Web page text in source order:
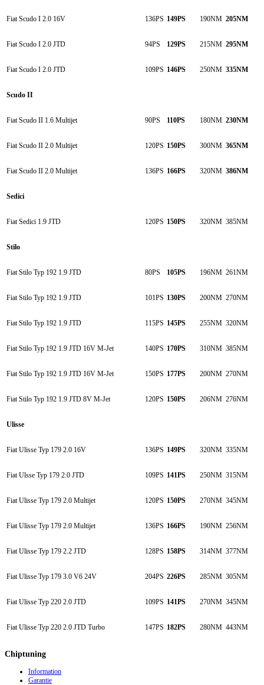
Fiat Scudo I 2.0 16V 136PS 149PS 190NM 205NM
Fiat Scudo I 2.0 JTD 94PS 129PS 215NM 295NM
Fiat Scudo I 2.0 JTD 109PS 146PS 250NM 335NM
Scudo II
Fiat Scudo II 1.6 Multijet 90PS 110PS 180NM 230NM
Fiat Scudo II 2.0 Multijet 120PS 150PS 300NM 365NM
Fiat Scudo II 2.0 Multijet 136PS 166PS 320NM 386NM
Sedici
Fiat Sedici 1.9 JTD 120PS 150PS 320NM 385NM
Stilo
Fiat Stilo Typ 192 1.9 JTD 80PS 105PS 196NM 261NM
Fiat Stilo Typ 192 1.9 JTD 101PS 130PS 200NM 270NM
Fiat Stilo Typ 192 1.9 JTD 115PS 145PS 255NM 320NM
Fiat Stilo Typ 192 1.9 JTD 16V M-Jet 140PS 170PS 310NM 385NM
Fiat Stilo Typ 192 1.9 JTD 16V M-Jet 150PS 177PS 200NM 270NM
Fiat Stilo Typ 192 1.9 JTD 8V M-Jet 120PS 150PS 206NM 276NM
Ulisse
Fiat Ulisse Typ 179 2.0 16V 136PS 149PS 320NM 335NM
Fiat Ulsse Typ 179 2.0 JTD 109PS 141PS 250NM 315NM
Fiat Ulisse Typ 179 2.0 Multijet 120PS 150PS 270NM 345NM
Fiat Ulisse Typ 179 2.0 Multijet 136PS 166PS 190NM 256NM
Fiat Ulisse Typ 179 2.2 JTD 128PS 158PS 314NM 377NM
Fiat Ulisse Typ 179 3.0 V6 24V 204PS 226PS 285NM 305NM
Fiat Ulisse Typ 220 2.0 JTD 109PS 141PS 270NM 345NM
Fiat Ulisse Typ 220 2.0 JTD Turbo 147PS 182PS 280NM 443NM
Chiptuning
Information
Garantie